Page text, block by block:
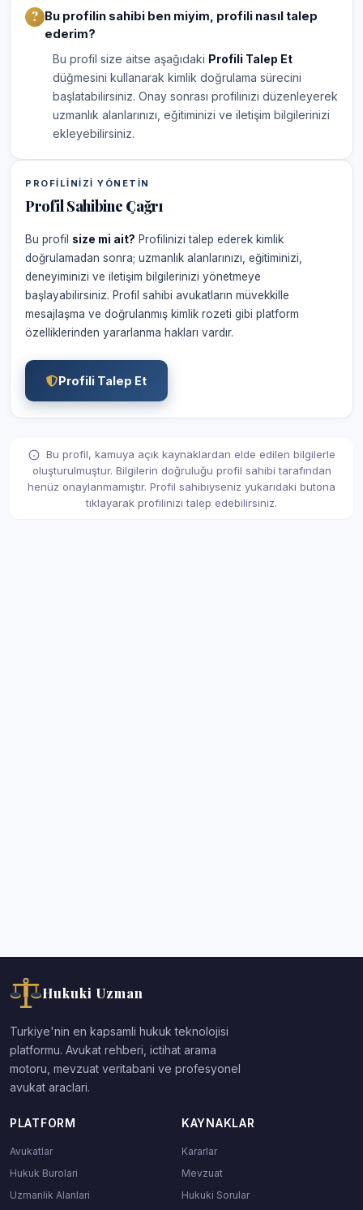
Bu profilin sahibi ben miyim, profili nasıl talep
ederim?
Bu profil size aitse aşağıdaki Profili Talep Et
düğmesini kullanarak kimlik doğrulama sürecini
başlatabilirsiniz. Onay sonrası profilinizi düzenleyerek
uzmanlık alanlarınızı, eğitiminizi ve iletişim bilgilerinizi
ekleyebilirsiniz.
PROFILINIZI YÖNETIN
Profil Sahibine Çağrı
Bu profil size mi ait? Profilinizi talep ederek kimlik
doğrulamadan sonra; uzmanlık alanlarınızı, eğitiminizi,
deneyiminizi ve iletişim bilgilerinizi yönetmeye
başlayabilirsiniz. Profil sahibi avukatların müvekkille
mesajlaşma ve doğrulanmış kimlik rozeti gibi platform
özelliklerinden yararlanma hakları vardır.
Profili Talep Et
Bu profil, kamuya açık kaynaklardan elde edilen bilgilerle
oluşturulmuştur. Bilgilerin doğruluğu profil sahibi tarafından
henüz onaylanmamıştır. Profil sahibiyseniz yukarıdaki butona
tıklayarak profilinizi talep edebilirsiniz.
Hukuki Uzman
Turkiye'nin en kapsamli hukuk teknolojisi
platformu. Avukat rehberi, ictihat arama
motoru, mevzuat veritabani ve profesyonel
avukat araclari.
PLATFORM
Avukatlar
Hukuk Burolari
Uzmanlik Alanlari
KAYNAKLAR
Kararlar
Mevzuat
Hukuki Sorular